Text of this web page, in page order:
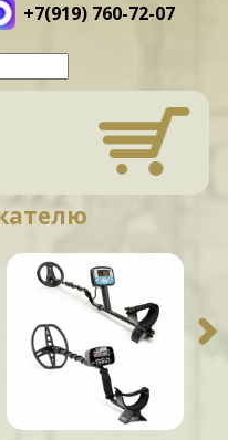
+7(919) 760-72-07